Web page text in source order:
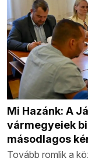
Mi Hazánk: A
vármegyeiek
másodlagos
Tovább romlik a